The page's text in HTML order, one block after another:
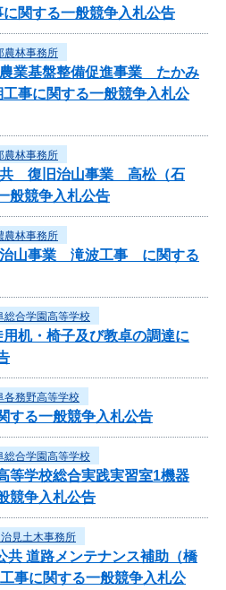
関する一般競争入札公告
農林事務所
農業基盤整備促進事業 たかみ
事に関する一般競争入札公
農林事務所
共 復旧治山事業 高松（石
般競争入札公告
農林事務所
治山事業 滝波工事 に関する
総合学園高等学校
机・椅子及び教卓の調達に
各務野高等学校
する一般競争入札公告
総合学園高等学校
等学校総合実践実習室1機器
競争入札公告
見土木事務所
道路メンテナンス補助（橋
事に関する一般競争入札公